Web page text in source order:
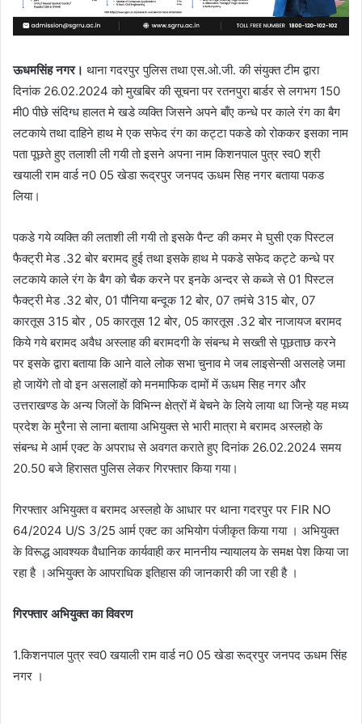
ऊधमसिंह नगर। थाना गदरपुर पुलिस तथा एस.ओ.जी. की संयुक्त टीम द्वारा
दिनांक 26.02.2024 को मुखबिर की सूचना पर रतनपुरा बार्डर से लगभग 150
मी0 पीछे संदिग्ध हालत मे खडे व्यक्ति जिसने अपने बाँए कन्धे पर काले रंग का बैग
लटकाये तथा दाहिने हाथ मे एक सफेद रंग का कट्टा पकडे को रोककर इसका नाम
पता पूछते हुए तलाशी ली गयी तो इसने अपना नाम किशनपाल पुत्र स्व0 श्री
खयाली राम वार्ड न0 05 खेडा रूद्रपुर जनपद ऊधम सिह नगर बताया पकड
लिया।
पकडे गये व्यक्ति की लताशी ली गयी तो इसके पैन्ट की कमर मे घुसी एक पिस्टल
फैक्ट्री मेड .32 बोर बरामद हुई तथा इसके हाथ मे पकडे सफेद कट्टे कन्धे पर
लटकाये काले रंग के बैग को चैक करने पर इनके अन्दर से कब्जे से 01 पिस्टल
फैक्ट्री मेड .32 बोर, 01 पौनिया बन्दूक 12 बोर, 07 तमंचे 315 बोर, 07
कारतूस 315 बोर , 05 कारतूस 12 बोर, 05 कारतूस .32 बोर नाजायज बरामद
किये गये बरामद अवैध अस्लाह की बरामदगी के संबन्ध मे सख्ती से पूछताछ करने
पर इसके द्वारा बताया कि आने वाले लोक सभा चुनाव मे जब लाइसेन्सी असलहे जमा
हो जायेंगे तो वो इन असलाहों को मनमाफिक दामों में ऊधम सिह नगर और
उत्तराखण्ड के अन्य जिलों के विभिन्न क्षेत्रों में बेचने के लिये लाया था जिन्हे यह मध्य
प्रदेश के मुरैना से लाना बताया अभियुक्त से भारी मात्रा मे बरामद अस्लहो के
संबन्ध मे आर्म एक्ट के अपराध से अवगत कराते हुए दिनांक 26.02.2024 समय
20.50 बजे हिरासत पुलिस लेकर गिरफ्तार किया गया।
गिरफ्तार अभियुक्त व बरामद अस्लहो के आधार पर थाना गदरपुर पर FIR NO
64/2024 U/S 3/25 आर्म एक्ट का अभियोग पंजीकृत किया गया । अभियुक्त
के विरूद्ध आवश्यक वैधानिक कार्यवाही कर माननीय न्यायालय के समक्ष पेश किया जा
रहा है ।अभियुक्त के आपराधिक इतिहास की जानकारी की जा रही है ।
गिरफ्तार अभियुक्त का विवरण
1.किशनपाल पुत्र स्व0 खयाली राम वार्ड न0 05 खेडा रूद्रपुर जनपद ऊधम सिंह
नगर ।